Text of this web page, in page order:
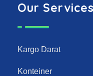
Our Services
Kargo Darat
Konteiner